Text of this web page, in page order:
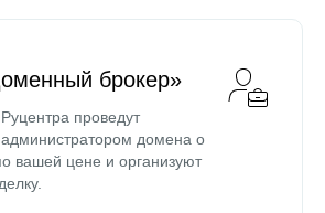
брокер»
проведут
домена о
вашей цене и организуют